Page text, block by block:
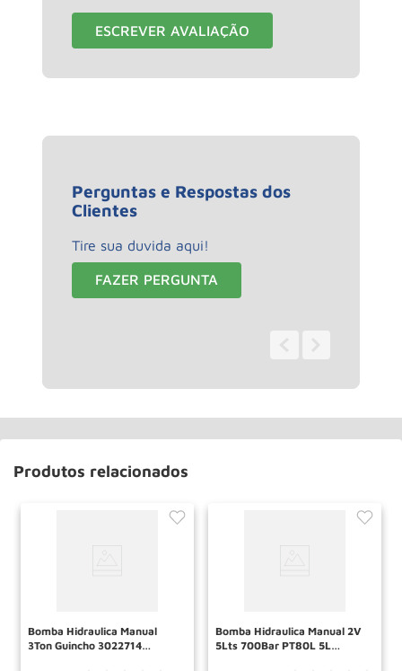
ESCREVER AVALIAÇÃO
Perguntas e Respostas dos
Clientes
Tire sua duvida aqui!
FAZER PERGUNTA
Produtos relacionados
Bomba Hidraulica Manual
3Ton Guincho 3022714
Bomba Hidraulica Manual 2V
5Lts 700Bar PT80L 5L